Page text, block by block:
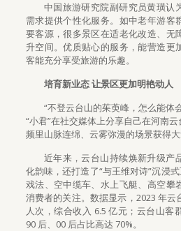
中国旅游研究院副研究员黄璜认
需求提供个性化服务。如中老年游客
要客源，很多景区在适老化改造、无
升空间。优质贴心的服务，能营造更
客能充分享受旅游的乐趣。
培育新业态 让景区更加明艳动人
“不登云台山的茱萸峰，怎么能体
“小君”在社交媒体上分享自己在河南
频里山脉连绵、云雾弥漫的场景获得大
近年来，云台山持续焕新升级产
化韵味，还打造了“与王维对诗”沉浸
戏法、空中缆车、水上飞艇、高空攀
消费者的关注。数据显示，2023 年云
人次，综合收入 6.5 亿元；云台山客
90 后、00 后占比高达 70%。